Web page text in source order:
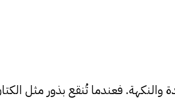
والنكهة. فعندما تُنقع بذور